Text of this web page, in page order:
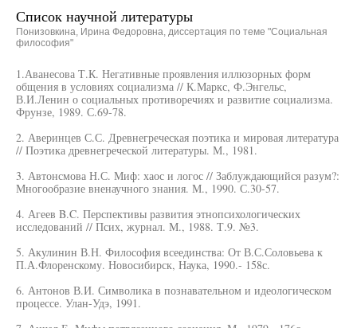
Список научной литературы
Понизовкина, Ирина Федоровна, диссертация по теме "Социальная
философия"
1.Аванесова Т.К. Негативные проявления иллюзорных форм
общения в условиях социализма // К.Маркс, Ф.Энгельс,
В.И.Ленин о социальных противоречиях и развитие социализма.
Фрунзе, 1989. С.69-78.
2. Аверинцев С.С. Древнегреческая поэтика и мировая литература
// Поэтика древнегреческой литературы. М., 1981.
3. Автонсмова Н.С. Миф: хаос и логос // Заблуждающийся разум?:
Многообразие вненаучного знания. М., 1990. С.30-57.
4. Агеев B.C. Перспективы развития этнопсихологических
исследований // Псих, журнал. М., 1988. Т.9. №3.
5. Акулинин В.Н. Философия всеединства: От В.С.Соловьева к
П.А.Флоренскому. Новосибирск, Наука, 1990.- 158с.
6. Антонов В.И. Символика в познавательном и идеологическом
процессе. Улан-Удэ, 1991.